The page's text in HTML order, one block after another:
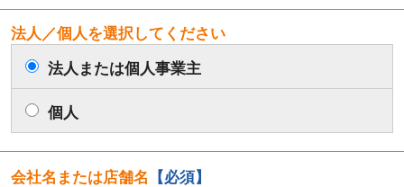
法人／個人を選択してください
法人または個人事業主
個人
会社名または店舗名 【必須】